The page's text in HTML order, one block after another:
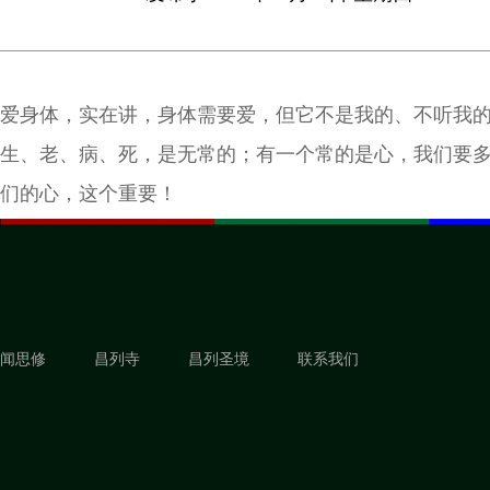
爱身体，实在讲，身体需要爱，但它不是我的、不听我
生、老、病、死，是无常的；有一个常的是心，我们要
们的心，这个重要！
闻思修 昌列寺 昌列圣境 联系我们